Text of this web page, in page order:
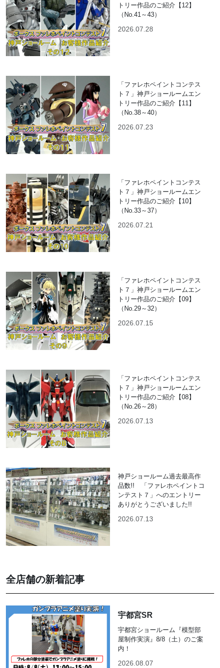
トリー作品のご紹介【12】
（No.41～43）
2026.07.28
「ファレホペイントコンテス
ト７」神戸ショールームエン
トリー作品のご紹介【11】
（No.38～40）
2026.07.23
「ファレホペイントコンテス
ト７」神戸ショールームエン
トリー作品のご紹介【10】
（No.33～37）
2026.07.21
「ファレホペイントコンテス
ト７」神戸ショールームエン
トリー作品のご紹介【09】
（No.29～32）
2026.07.15
「ファレホペイントコンテス
ト７」神戸ショールームエン
トリー作品のご紹介【08】
（No.26～28）
2026.07.13
神戸ショールーム過去最高作
品数!! 「ファレホペイントコ
ンテスト７」へのエントリー
ありがとうございました!!
2026.07.13
全店舗の新着記事
宇都宮SR
宇都宮ショールーム『模型部
屋制作実演』8/8（土）のご案
内！
2026.08.07